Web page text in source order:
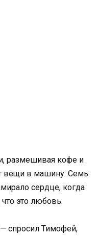
размешивая кофе и
вещи в машину. Семь
сердце, когда
это любовь.
спросил Тимофей,